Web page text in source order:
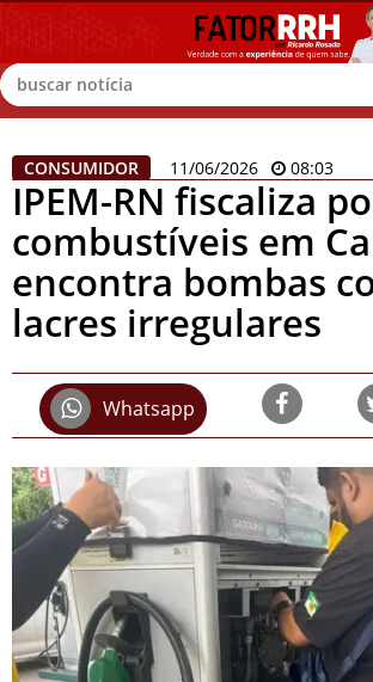
Buscar
CONSUMIDOR 11/06/2026 08:03
IPEM-RN fiscaliza
combustíveis em
encontra bombas
lacres irregulares
Whatsapp